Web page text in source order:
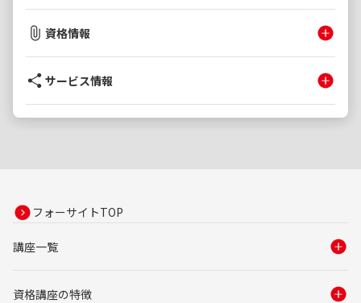
資格情報
サービス情報
フォーサイトTOP
講座一覧
資格講座の特徴